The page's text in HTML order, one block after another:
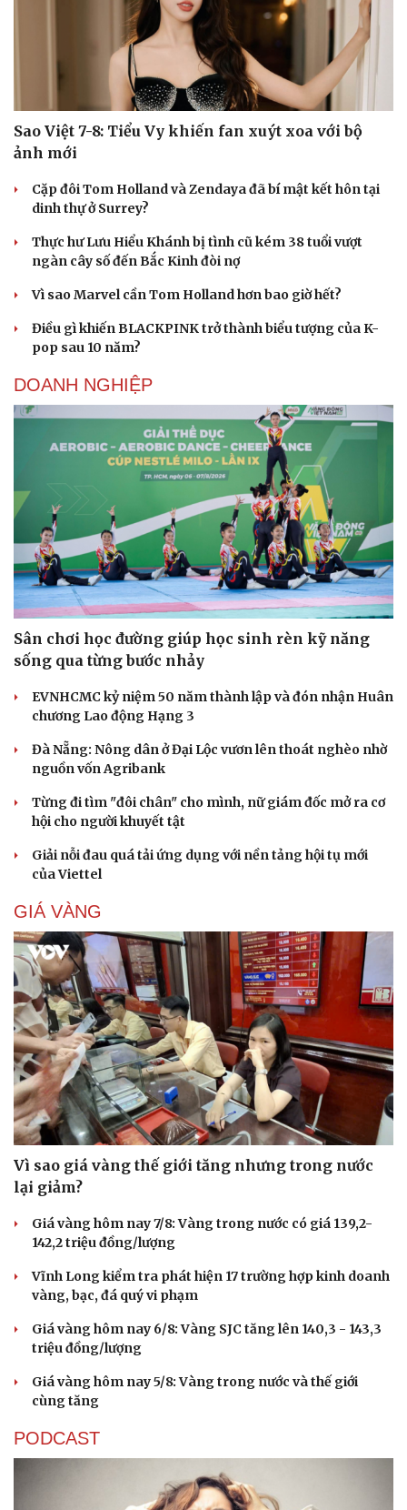
Sao Việt 7-8: Tiểu Vy khiến fan xuýt xoa với bộ
ảnh mới
Cặp đôi Tom Holland và Zendaya đã bí mật kết hôn tại
dinh thự ở Surrey?
Thực hư Lưu Hiểu Khánh bị tình cũ kém 38 tuổi vượt
ngàn cây số đến Bắc Kinh đòi nợ
Vì sao Marvel cần Tom Holland hơn bao giờ hết?
Điều gì khiến BLACKPINK trở thành biểu tượng của K-
pop sau 10 năm?
DOANH NGHIỆP
Sân chơi học đường giúp học sinh rèn kỹ năng
sống qua từng bước nhảy
EVNHCMC kỷ niệm 50 năm thành lập và đón nhận Huân
chương Lao động Hạng 3
Đà Nẵng: Nông dân ở Đại Lộc vươn lên thoát nghèo nhờ
nguồn vốn Agribank
Từng đi tìm "đôi chân" cho mình, nữ giám đốc mở ra cơ
hội cho người khuyết tật
Giải nỗi đau quá tải ứng dụng với nền tảng hội tụ mới
của Viettel
GIÁ VÀNG
Vì sao giá vàng thế giới tăng nhưng trong nước
lại giảm?
Giá vàng hôm nay 7/8: Vàng trong nước có giá 139,2-
142,2 triệu đồng/lượng
Vĩnh Long kiểm tra phát hiện 17 trường hợp kinh doanh
vàng, bạc, đá quý vi phạm
Giá vàng hôm nay 6/8: Vàng SJC tăng lên 140,3 - 143,3
triệu đồng/lượng
Giá vàng hôm nay 5/8: Vàng trong nước và thế giới
cùng tăng
PODCAST